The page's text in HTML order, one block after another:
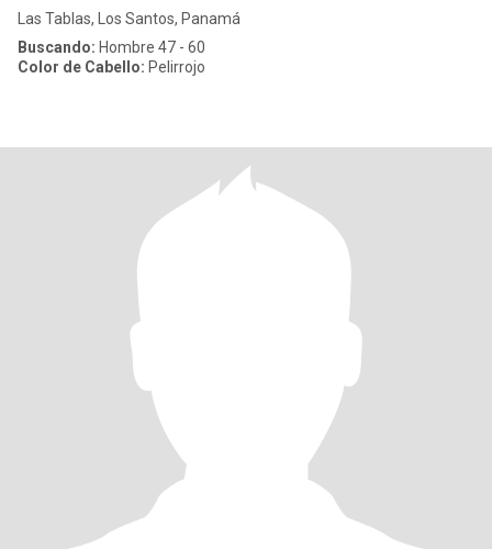
Las Tablas, Los Santos, Panamá
Buscando: Hombre 47 - 60
Color de Cabello: Pelirrojo